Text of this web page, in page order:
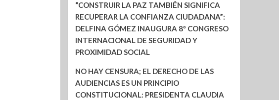
“CONSTRUIR LA PAZ TAMBIÉN SIGNIFICA
RECUPERAR LA CONFIANZA CIUDADANA”:
DELFINA GÓMEZ INAUGURA 8º CONGRESO
INTERNACIONAL DE SEGURIDAD Y
PROXIMIDAD SOCIAL
NO HAY CENSURA; EL DERECHO DE LAS
AUDIENCIAS ES UN PRINCIPIO
CONSTITUCIONAL: PRESIDENTA CLAUDIA